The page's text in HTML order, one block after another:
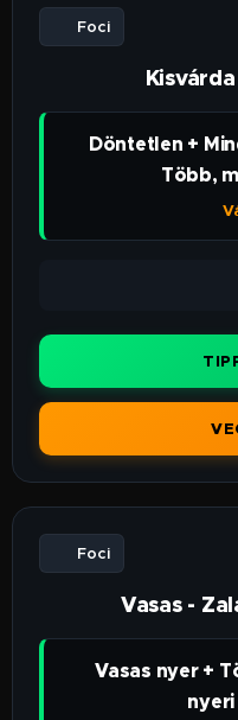
⚽ Foci
👉 Döntetlen +
Több,
⚽ Foci
Vasas -
👉 Vasas nyer +